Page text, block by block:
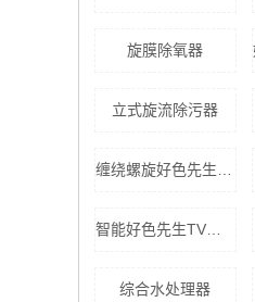
旋膜除氧器
立式旋流除污器
综合水处理器